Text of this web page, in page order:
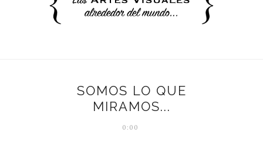
SOMOS LO QUE
MIRAMOS...
0:00